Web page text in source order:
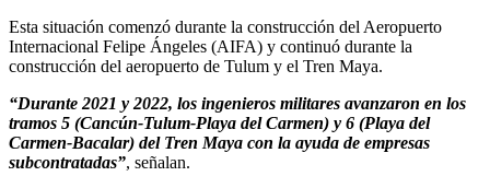
Esta situación comenzó durante la construcción del Aeropuerto
Internacional Felipe Ángeles (AIFA) y continuó durante la
construcción del aeropuerto de Tulum y el Tren Maya.
“Durante 2021 y 2022, los ingenieros militares avanzaron en los
tramos 5 (Cancún-Tulum-Playa del Carmen) y 6 (Playa del
Carmen-Bacalar) del Tren Maya con la ayuda de empresas
subcontratadas”, señalan.